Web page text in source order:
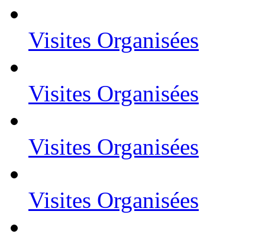
Visites Organisées
Visites Organisées
Visites Organisées
Visites Organisées